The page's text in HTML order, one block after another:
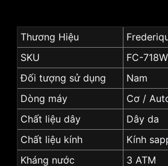
Thương Hiệu
SKU
FC-
Đối tượng sử dụng
Nam
Dòng máy
Cơ /
Chất liệu dây
Dây da
Chất liệu kính
Kính
Kháng nước
3 ATM